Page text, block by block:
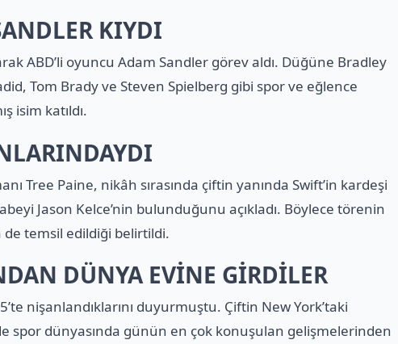
KIYDI
ABD’li oyuncu Adam Sandler görev aldı. Düğüne Bradley
Tom Brady ve Steven Spielberg gibi spor ve eğlence
isim katıldı.
Tree Paine, nikâh sırasında çiftin yanında Swift’in kardeşi
Jason Kelce’nin bulunduğunu açıkladı. Böylece törenin
de temsil edildiği belirtildi.
DÜNYA EVİNE GİRDİLER
nişanlandıklarını duyurmuştu. Çiftin New York’taki
spor dünyasında günün en çok konuşulan gelişmelerinden